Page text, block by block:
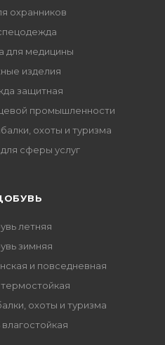
охранников
для медицины
изделия
защитная
промышленности
охоты и туризма
сферы услуг
летняя
зимняя
и повседневная
охоты и туризма